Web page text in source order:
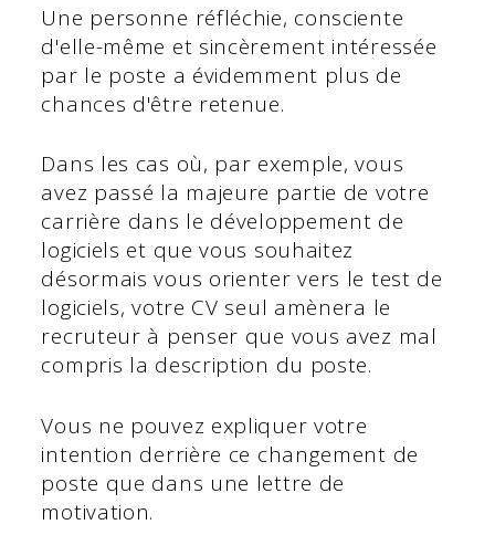
Une personne réfléchie, consciente
d'elle-même et sincèrement intéressée
par le poste a évidemment plus de
chances d'être retenue.
Dans les cas où, par exemple, vous
avez passé la majeure partie de votre
carrière dans le développement de
logiciels et que vous souhaitez
désormais vous orienter vers le test de
logiciels, votre CV seul amènera le
recruteur à penser que vous avez mal
compris la description du poste.
Vous ne pouvez expliquer votre
intention derrière ce changement de
poste que dans une lettre de
motivation.